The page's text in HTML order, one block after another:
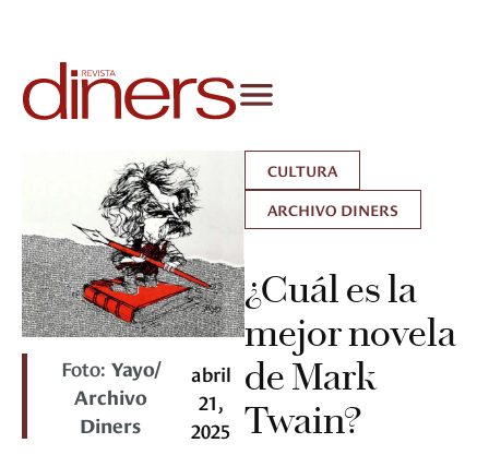
Foto: Yayo/
Archivo
Diners
abril
21,
2025
CULTURA
ARCHIVO DINERS
¿Cuál es la
mejor novela
de Mark
Twain?